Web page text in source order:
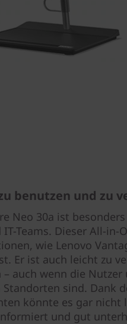
benutzen und zu
Neo 30a ist
IT-Teams. Dieser All-
wie Lenovo
Er ist auch leicht zu
auch wenn die Nutzer
Standorten sind. Dank
könnte es gar nicht
und gut